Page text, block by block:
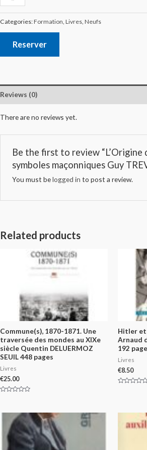
Categories:Formation, Livres, Neufs
Reserver
Reviews (0)
There are no reviews yet.
Be the first to review “L’Origine
symboles maçonniques Guy
You must belogged in to post a review.
Related products
Commune(s), 1870-1871. Une
traversée des mondes au XIXe
siècle Quentin DELUERMOZ
SEUIL 448 pages
Livres
€25.00
of
Hitler et
Arnaud
192
Livres
€8.50
5